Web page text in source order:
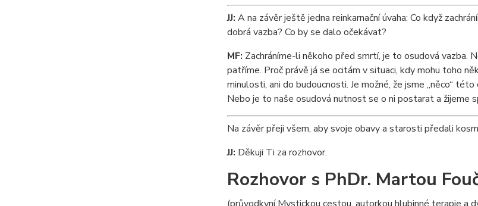
JJ: A na závěr ještě jedna reinkarnační úvaha: Co když
dobrá vazba? Co by se dalo očekávat?
MF: Zachráníme-li někoho před smrtí, je to osudová vazba.
patříme. Proč právě já se ocitám v situaci, kdy mohu toho
minulosti, ani do budoucnosti. Je možné, že jsme „něco“
Nebo je to naše osudová nutnost se o ni postarat a žijeme
Na závěr přeji všem, aby svoje obavy a starosti předali
JJ: Děkuji Ti za rozhovor.
Rozhovor s PhDr. Martou